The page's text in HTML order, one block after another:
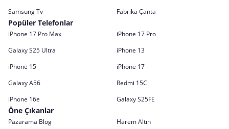
Samsung Tv
Fabrika Çanta
Popüler Telefonlar
iPhone 17 Pro Max
iPhone 17 Pro
Galaxy S25 Ultra
iPhone 13
iPhone 15
iPhone 17
Galaxy A56
Redmi 15C
iPhone 16e
Galaxy S25FE
Öne Çıkanlar
Pazarama Blog
Harem Altın